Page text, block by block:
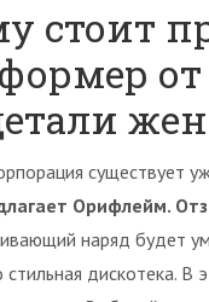
стоит
существует
Орифлейм.
наряд будет
дискотека. В